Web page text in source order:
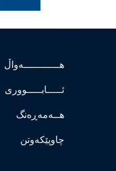
هــــــــــــەواڵ
ئـــــابـــــووری
هــەمەڕەنگ
چاوپێکەوتن